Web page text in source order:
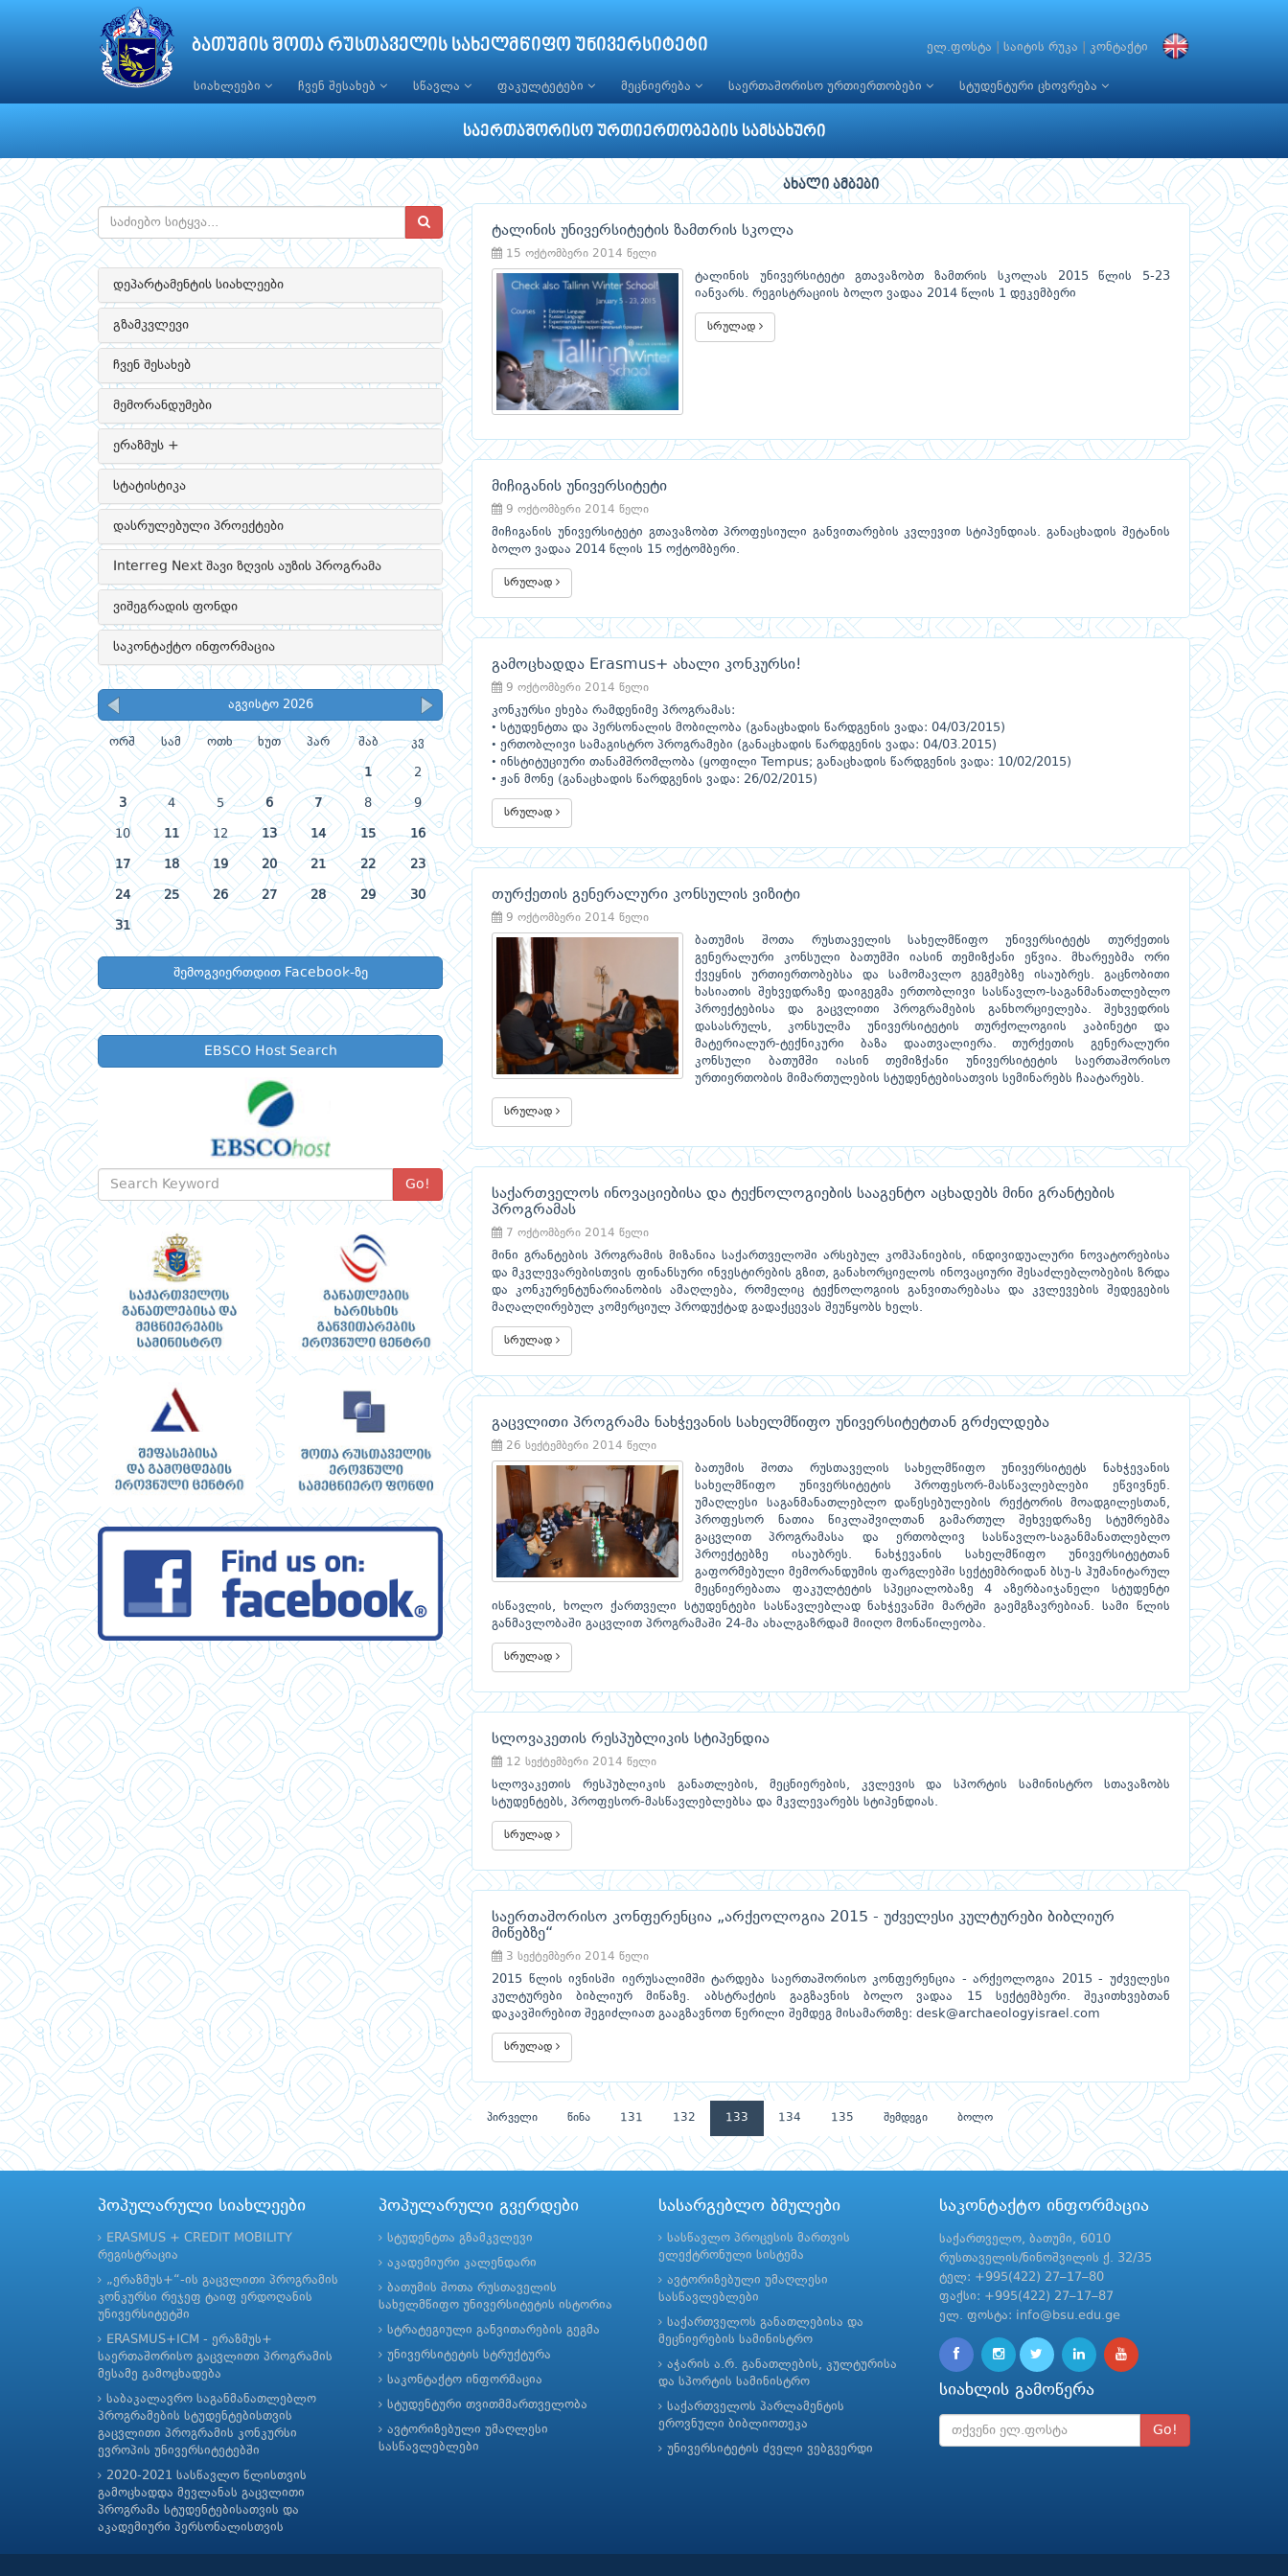
ბათუმის შოთა რუსთაველის სახელმწიფო უნივერსიტეტი ელ.ფოსტა საიტის რუკა კონტაქტი
სიახლეები ჩვენ შესახებ სწავლა ფაკულტეტები მეცნიერება საერთაშორისო ურთიერთობები სტუდენტური ცხოვრება
საერთაშორისო ურთიერთობების სამსახური
დეპარტამენტის სიახლეები
გზამკვლევი
ჩვენ შესახებ
მემორანდუმები
ერაზმუს +
სტატისტიკა
დასრულებული პროექტები
Interreg Next შავი ზღვის აუზის პროგრამა
ვიშეგრადის ფონდი
საკონტაქტო ინფორმაცია
აგვისტო 2026
ორშ სამ ოთხ ხუთ პარ შაბ კვ
1 2
3 4 5 6 7 8 9
10 11 12 13 14 15 16
17 18 19 20 21 22 23
24 25 26 27 28 29 30
31
შემოგვიერთდით Facebook-ზე
EBSCO Host Search
Go!
ახალი ამბები
ტალინის უნივერსიტეტის ზამთრის სკოლა
15 ოქტომბერი 2014 წელი
ტალინის უნივერსიტეტი გთავაზობთ ზამთრის სკოლას 2015 წლის 5-23
იანვარს. რეგისტრაციის ბოლო ვადაა 2014 წლის 1 დეკემბერი
სრულად
მიჩიგანის უნივერსიტეტი
9 ოქტომბერი 2014 წელი
მიჩიგანის უნივერსიტეტი გთავაზობთ პროფესიული განვითარების კვლევით სტიპენდიას. განაცხადის შეტანის
ბოლო ვადაა 2014 წლის 15 ოქტომბერი.
სრულად
გამოცხადდა Erasmus+ ახალი კონკურსი!
9 ოქტომბერი 2014 წელი
კონკურსი ეხება რამდენიმე პროგრამას:
• სტუდენტთა და პერსონალის მობილობა (განაცხადის წარდგენის ვადა: 04/03/2015)
• ერთობლივი სამაგისტრო პროგრამები (განაცხადის წარდგენის ვადა: 04/03.2015)
• ინსტიტუციური თანამშრომლობა (ყოფილი Tempus; განაცხადის წარდგენის ვადა: 10/02/2015)
• ჟან მონე (განაცხადის წარდგენის ვადა: 26/02/2015)
სრულად
თურქეთის გენერალური კონსულის ვიზიტი
9 ოქტომბერი 2014 წელი
ბათუმის შოთა რუსთაველის სახელმწიფო უნივერსიტეტს თურქეთის
გენერალური კონსული ბათუმში იასინ თემიზქანი ეწვია. მხარეებმა ორი
ქვეყნის ურთიერთობებსა და სამომავლო გეგმებზე ისაუბრეს. გაცნობითი
ხასიათის შეხვედრაზე დაიგეგმა ერთობლივი სასწავლო-საგანმანათლებლო
პროექტებისა და გაცვლითი პროგრამების განხორციელება. შეხვედრის
დასასრულს, კონსულმა უნივერსიტეტის თურქოლოგიის კაბინეტი და
მატერიალურ-ტექნიკური ბაზა დაათვალიერა. თურქეთის გენერალური
კონსული ბათუმში იასინ თემიზქანი უნივერსიტეტის საერთაშორისო
ურთიერთობის მიმართულების სტუდენტებისათვის სემინარებს ჩაატარებს.
სრულად
საქართველოს ინოვაციებისა და ტექნოლოგიების სააგენტო აცხადებს მინი გრანტების
პროგრამას
7 ოქტომბერი 2014 წელი
მინი გრანტების პროგრამის მიზანია საქართველოში არსებულ კომპანიების, ინდივიდუალური ნოვატორებისა
და მკვლევარებისთვის ფინანსური ინვესტირების გზით, განახორციელოს ინოვაციური შესაძლებლობების ზრდა
და კონკურენტუნარიანობის ამაღლება, რომელიც ტექნოლოგიის განვითარებასა და კვლევების შედეგების
მაღალღირებულ კომერციულ პროდუქტად გადაქცევას შეუწყობს ხელს.
სრულად
გაცვლითი პროგრამა ნახჭევანის სახელმწიფო უნივერსიტეტთან გრძელდება
26 სექტემბერი 2014 წელი
ბათუმის შოთა რუსთაველის სახელმწიფო უნივერსიტეტს ნახჭევანის
სახელმწიფო უნივერსიტეტის პროფესორ-მასწავლებლები ეწვივნენ.
უმაღლესი საგანმანათლებლო დაწესებულების რექტორის მოადგილესთან,
პროფესორ ნათია წიკლაშვილთან გამართულ შეხვედრაზე სტუმრებმა
გაცვლით პროგრამასა და ერთობლივ სასწავლო-საგანმანათლებლო
პროექტებზე ისაუბრეს. ნახჭევანის სახელმწიფო უნივერსიტეტთან
გაფორმებული მემორანდუმის ფარგლებში სექტემბრიდან ბსუ-ს ჰუმანიტარულ
მეცნიერებათა ფაკულტეტის სპეციალობაზე 4 აზერბაიჯანელი სტუდენტი
ისწავლის, ხოლო ქართველი სტუდენტები სასწავლებლად ნახჭევანში მარტში გაემგზავრებიან. სამი წლის
განმავლობაში გაცვლით პროგრამაში 24-მა ახალგაზრდამ მიიღო მონაწილეობა.
სრულად
სლოვაკეთის რესპუბლიკის სტიპენდია
12 სექტემბერი 2014 წელი
სლოვაკეთის რესპუბლიკის განათლების, მეცნიერების, კვლევის და სპორტის სამინისტრო სთავაზობს
სტუდენტებს, პროფესორ-მასწავლებლებსა და მკვლევარებს სტიპენდიას.
სრულად
საერთაშორისო კონფერენცია „არქეოლოგია 2015 - უძველესი კულტურები ბიბლიურ
მიწებზე“
3 სექტემბერი 2014 წელი
2015 წლის ივნისში იერუსალიმში ტარდება საერთაშორისო კონფერენცია - არქეოლოგია 2015 - უძველესი
კულტურები ბიბლიურ მიწაზე. აბსტრაქტის გაგზავნის ბოლო ვადაა 15 სექტემბერი. შეკითხვებთან
დაკავშირებით შეგიძლიათ გააგზავნოთ წერილი შემდეგ მისამართზე: desk@archaeologyisrael.com
სრულად
პირველი წინა 131 132 133 134 135 შემდეგი ბოლო
პოპულარული სიახლეები
ERASMUS + CREDIT MOBILITY
რეგისტრაცია
„ერაზმუს+“-ის გაცვლითი პროგრამის
კონკურსი რეჯეფ ტაიფ ერდოღანის
უნივერსიტეტში
ERASMUS+ICM - ერაზმუს+
საერთაშორისო გაცვლითი პროგრამის
მესამე გამოცხადება
საბაკალავრო საგანმანათლებლო
პროგრამების სტუდენტებისთვის
გაცვლითი პროგრამის კონკურსი
ევროპის უნივერსიტეტებში
2020-2021 სასწავლო წლისთვის
გამოცხადდა მევლანას გაცვლითი
პროგრამა სტუდენტებისათვის და
აკადემიური პერსონალისთვის
პოპულარული გვერდები
სტუდენტთა გზამკვლევი
აკადემიური კალენდარი
ბათუმის შოთა რუსთაველის
სახელმწიფო უნივერსიტეტის ისტორია
სტრატეგიული განვითარების გეგმა
უნივერსიტეტის სტრუქტურა
საკონტაქტო ინფორმაცია
სტუდენტური თვითმმართველობა
ავტორიზებული უმაღლესი
სასწავლებლები
სასარგებლო ბმულები
სასწავლო პროცესის მართვის
ელექტრონული სისტემა
ავტორიზებული უმაღლესი
სასწავლებლები
საქართველოს განათლებისა და
მეცნიერების სამინისტრო
აჭარის ა.რ. განათლების, კულტურისა
და სპორტის სამინისტრო
საქართველოს პარლამენტის
ეროვნული ბიბლიოთეკა
უნივერსიტეტის ძველი ვებგვერდი
საკონტაქტო ინფორმაცია
საქართველო, ბათუმი, 6010
რუსთაველის/ნინოშვილის ქ. 32/35
ტელ: +995(422) 27–17–80
ფაქსი: +995(422) 27–17–87
ელ. ფოსტა: info@bsu.edu.ge
სიახლის გამოწერა
Go!